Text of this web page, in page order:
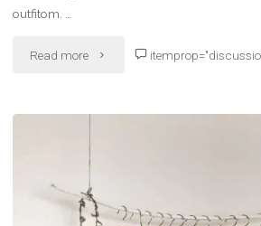
outfitom. …
Read more "Jak
z